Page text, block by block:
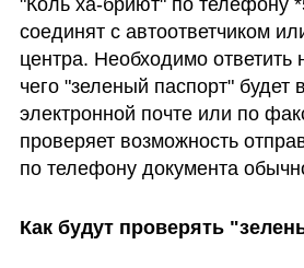
"Коль ха-бриют" по телефону
соединят с автоответчиком
центра. Необходимо ответить
чего "зеленый паспорт" будет
электронной почте или по
проверяет возможность
по телефону документа
Как будут проверять